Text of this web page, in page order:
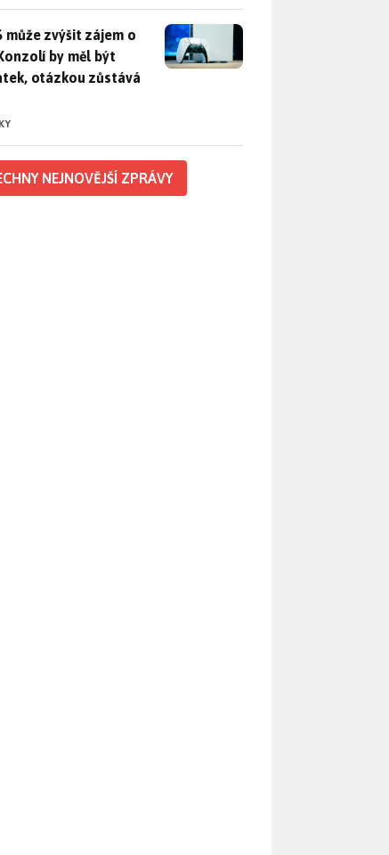
může zvýšit zájem o PS5. Konzolí by měl být dostatek,
může zvýšit zájem o
by měl být
otázkou zůstává
NEJNOVĚJŠÍ ZPRÁVY